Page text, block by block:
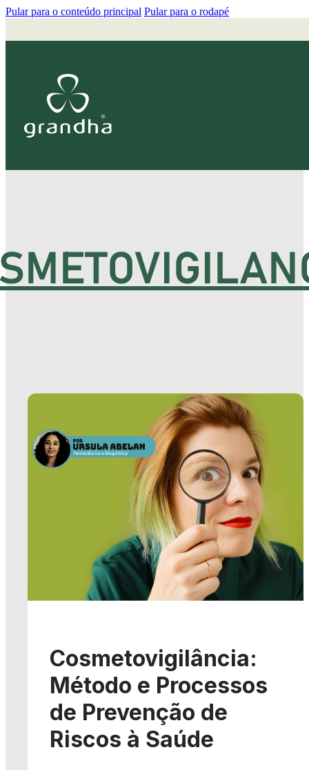
Pular para o conteúdo principal Pular para o rodapé
Cosmetovigilância:
Método e Processos
de Prevenção de
Riscos à Saúde